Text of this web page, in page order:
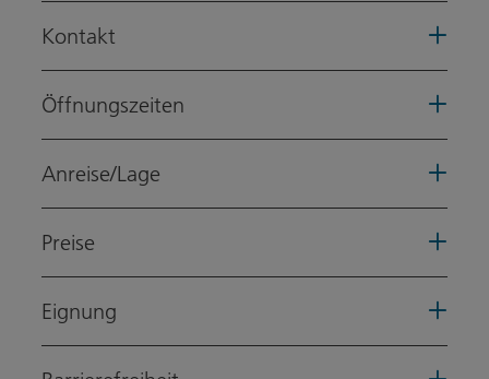
Kontakt
Öffnungszeiten
Anreise/Lage
Preise
Eignung